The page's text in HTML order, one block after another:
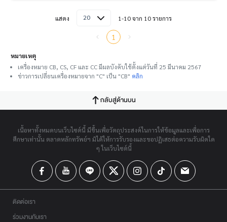
แสดง 20 1-10 จาก 10 รายการ
1
หมายเหตุ
เครื่องหมาย CB, CS, CF และ CC มีผลบังคับใช้ตั้งแต่วันที่ 25 มีนาคม 2567
ข่าวการเปลี่ยนเครื่องหมายจาก "C" เป็น "CB" คลิก
กลับสู่ด้านบน
เนื้อหาทั้งหมดบนเว็บไซต์นี้ มีขึ้นเพื่อวัตถุประสงค์ในการให้ข้อมูลและเพื่อการ
ศึกษาเท่านั้น ตลาดหลักทรัพย์ฯ มิได้ให้การรับรองและขอปฏิเสธต่อความรับผิดใด
ๆ ในเว็บไซต์นี้
ติดต่อเรา
ร่วมงานกับเรา